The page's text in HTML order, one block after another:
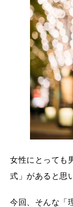
女性にとっても
式」があると思
今回、そんな「